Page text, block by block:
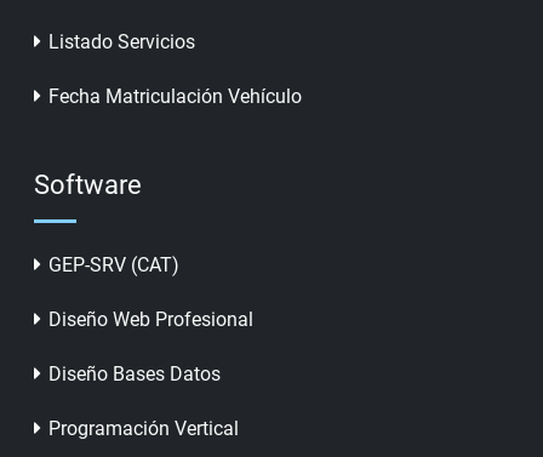
Listado Servicios
Fecha Matriculación Vehículo
Software
GEP-SRV (CAT)
Diseño Web Profesional
Diseño Bases Datos
Programación Vertical